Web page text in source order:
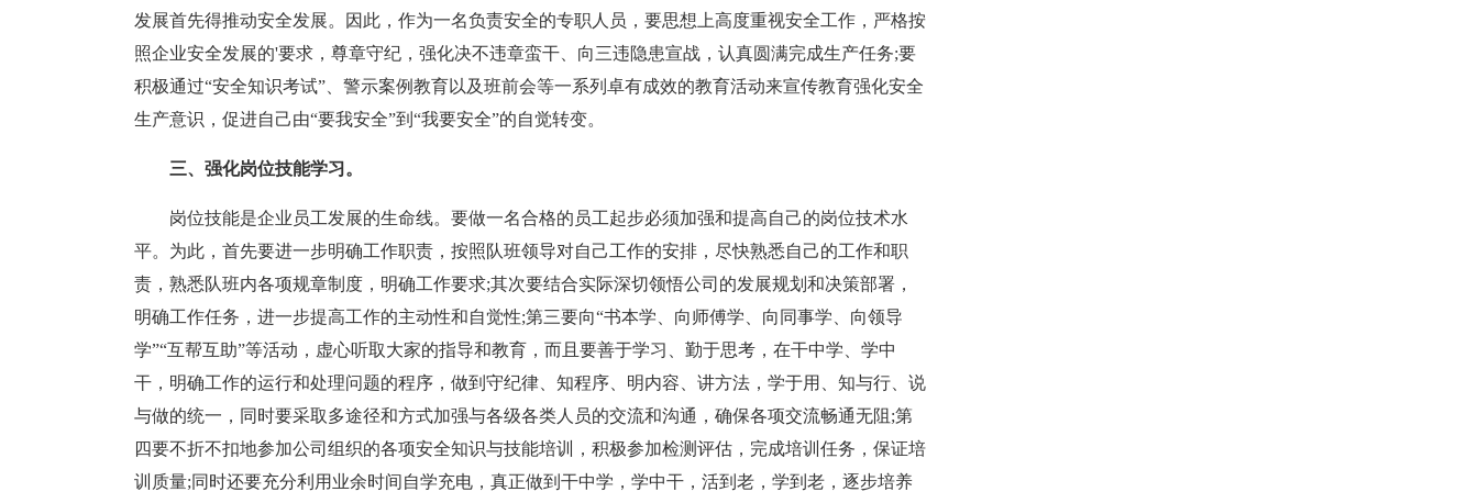
发展首先得推动安全发展。因此，作为一名负责安全的专职人员，要思想上高度重视安全工作，严格按
照企业安全发展的'要求，尊章守纪，强化决不违章蛮干、向三违隐患宣战，认真圆满完成生产任务;要
积极通过“安全知识考试”、警示案例教育以及班前会等一系列卓有成效的教育活动来宣传教育强化安全
生产意识，促进自己由“要我安全”到“我要安全”的自觉转变。
三、强化岗位技能学习。
岗位技能是企业员工发展的生命线。要做一名合格的员工起步必须加强和提高自己的岗位技术水
平。为此，首先要进一步明确工作职责，按照队班领导对自己工作的安排，尽快熟悉自己的工作和职
责，熟悉队班内各项规章制度，明确工作要求;其次要结合实际深切领悟公司的发展规划和决策部署，
明确工作任务，进一步提高工作的主动性和自觉性;第三要向“书本学、向师傅学、向同事学、向领导
学”“互帮互助”等活动，虚心听取大家的指导和教育，而且要善于学习、勤于思考，在干中学、学中
干，明确工作的运行和处理问题的程序，做到守纪律、知程序、明内容、讲方法，学于用、知与行、说
与做的统一，同时要采取多途径和方式加强与各级各类人员的交流和沟通，确保各项交流畅通无阻;第
四要不折不扣地参加公司组织的各项安全知识与技能培训，积极参加检测评估，完成培训任务，保证培
训质量;同时还要充分利用业余时间自学充电，真正做到干中学，学中干，活到老，学到老，逐步培养